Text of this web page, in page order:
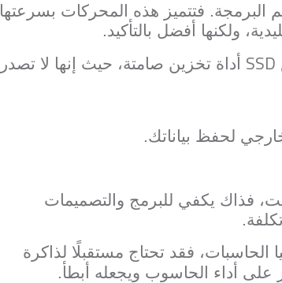
البرمجة. فتتميز هذه المحركات بسرعتها
ولكنها أفضل بالتأكيد.
SSD أداة تخزين صامتة، حيث إنها لا تصدر
لحفظ بياناتك.
بايت، فذاك يكفي للبرمج والتصميمات
فقد تحتاج مستقبلًا لذاكرة
على أداء الحاسوب ويجعله أبطأ.